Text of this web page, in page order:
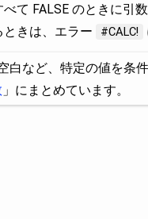
て FALSE のときに引
きは、エラー
#CALC!
白など、特定の値を条
」にまとめています。